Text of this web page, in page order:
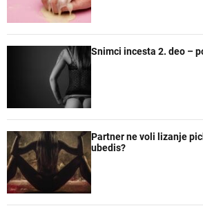
Snimci incesta 2. deo –
Partner ne voli lizanje
ubedis?